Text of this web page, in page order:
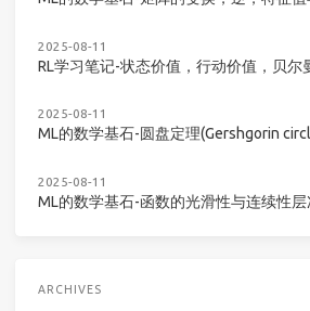
2025-08-11
RL学习笔记-状态价值，行动价值，贝尔
2025-08-11
ML的数学基石-圆盘定理(Gershgorin
2025-08-11
ML的数学基石-函数的光滑性与连续性层
ARCHIVES